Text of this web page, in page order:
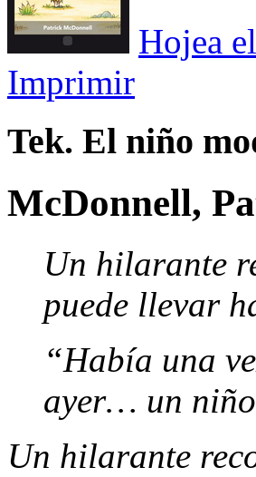
Hojea
Imprimir
Tek. El niño
McDonnell,
Un hilarante
puede llevar
“Había una
ayer… un
Un hilarante